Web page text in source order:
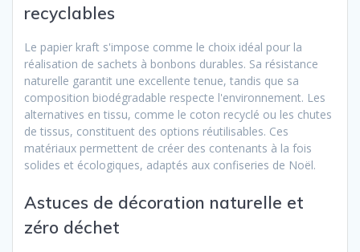
recyclables
Le papier kraft s'impose comme le choix idéal pour la
réalisation de sachets à bonbons durables. Sa résistance
naturelle garantit une excellente tenue, tandis que sa
composition biodégradable respecte l'environnement. Les
alternatives en tissu, comme le coton recyclé ou les chutes
de tissus, constituent des options réutilisables. Ces
matériaux permettent de créer des contenants à la fois
solides et écologiques, adaptés aux confiseries de Noël.
Astuces de décoration naturelle et
zéro déchet